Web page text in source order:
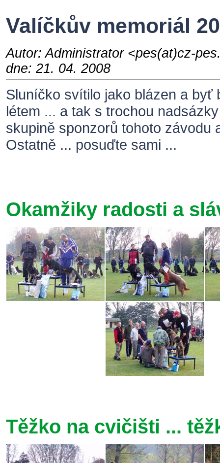
Valíčkův memoriál
Autor: Administrator <pes(at)cz-
dne: 21. 04. 2008
Sluníčko svítilo jako blázen a
létem ... a tak s trochou
skupině sponzorů tohoto závodu
Ostatně ... posuďte sami ...
Okamžiky radosti a
Těžko na cvičišti ...